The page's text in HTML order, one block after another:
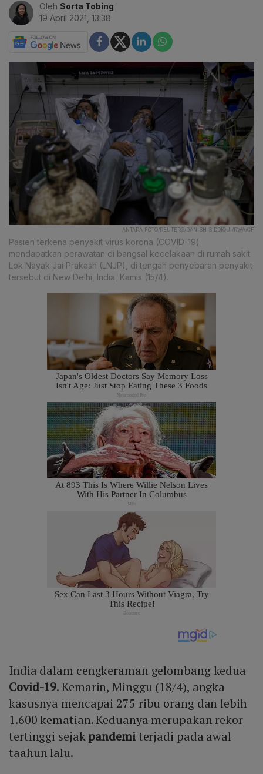
Oleh Sorta Tobing
19 April 2021, 13:38
ANTARA FOTO/REUTERS/DANISH SIDDIQUI/RWA/CF
Pasien terkena penyakit virus korona (COVID-19)
mendapatkan perawatan di bangsal kecelakaan di rumah sakit
Lok Nayak Jai Prakash (LNJP), di tengah penyebaran penyakit
tersebut di New Delhi, India, Kamis (15/4).
India dalam cengkeraman gelombang kedua
Covid-19. Kemarin, Minggu (18/4), angka
kasusnya mencapai 275 ribu orang dan lebih
1.600 kematian. Keduanya merupakan rekor
tertinggi sejakpandemiterjadi pada awal
taahun lalu.